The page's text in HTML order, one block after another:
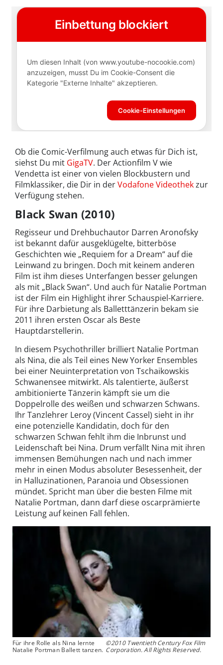
Ob die Comic-Verfilmung auch etwas für Dich ist,
siehst Du mit GigaTV. Der Actionfilm V wie
Vendetta ist einer von vielen Blockbustern und
Filmklassiker, die Dir in derVodafone Videothekzur
Verfügung stehen.
Black Swan (2010)
Regisseur und Drehbuchautor Darren Aronofsky
ist bekannt dafür ausgeklügelte, bitterböse
Geschichten wie „Requiem for a Dream“ auf die
Leinwand zu bringen. Doch mit keinem anderen
Film ist ihm dieses Unterfangen besser gelungen
als mit „Black Swan“. Und auch für Natalie Portman
ist der Film ein Highlight ihrer Schauspiel-Karriere.
Für ihre Darbietung als Balletttänzerin bekam sie
2011 ihren ersten Oscar als Beste
Hauptdarstellerin.
In diesem Psychothriller brilliert Natalie Portman
als Nina, die als Teil eines New Yorker Ensembles
bei einer Neuinterpretation von Tschaikowskis
Schwanensee mitwirkt. Als talentierte, äußerst
ambitionierte Tänzerin kämpft sie um die
Doppelrolle des weißen und schwarzen Schwans.
Ihr Tanzlehrer Leroy (Vincent Cassel) sieht in ihr
eine potenzielle Kandidatin, doch für den
schwarzen Schwan fehlt ihm die Inbrunst und
Leidenschaft bei Nina. Drum verfällt Nina mit ihren
immensen Bemühungen nach und nach immer
mehr in einen Modus absoluter Besessenheit, der
in Halluzinationen, Paranoia und Obsessionen
mündet. Spricht man über die besten Filme mit
Natalie Portman, dann darf diese oscarprämierte
Leistung auf keinen Fall fehlen.
Für ihre Rolle als Nina lernte
Natalie Portman Ballett tanzen.
©2010 Twentieth Century Fox Film
Corporation. All Rights Reserved.